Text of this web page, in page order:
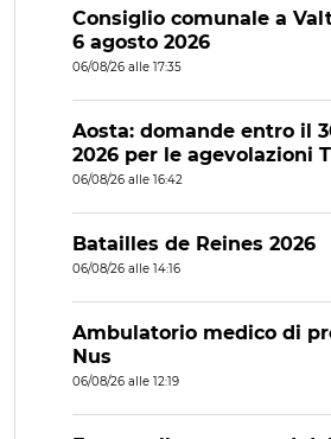
Consiglio comunale a
6 agosto 2026
06/08/26 alle 17:35
Aosta: domande entro il
2026 per le agevolazioni
06/08/26 alle 16:42
Batailles de Reines 2026
06/08/26 alle 14:16
Ambulatorio medico di
Nus
06/08/26 alle 12:19